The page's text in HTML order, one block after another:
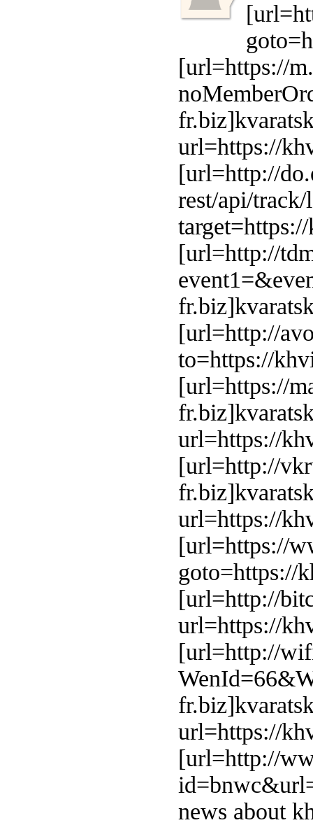
[url=https://
url=https://
[url=http://
rest/api/
[url=http://
[url=http://
to=https://
[url=https://
url=https://
[url=http://
url=https://
[url=https://
goto=https://
[url=http://
url=https://
[url=http://
url=https://
[url=http://
news about